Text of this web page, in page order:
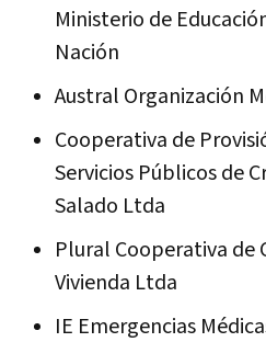
Ministerio de
Nación
Austral Organización
Cooperativa de
Servicios Públicos de
Salado Ltda
Plural Cooperativa de
Vivienda Ltda
IE Emergencias